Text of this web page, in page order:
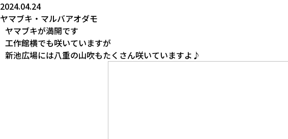
2024.04.24
ヤマブキ・マルバアオダモ
ヤマブキが満開です
工作館横でも咲いていますが
新池広場には八重の山吹もたくさん咲いていますよ♪